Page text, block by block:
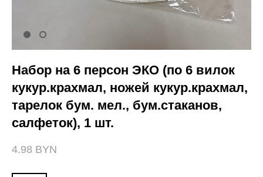
Набор на 6 персон ЭКО (по 6 вилок
кукур.крахмал, ножей кукур.крахмал,
тарелок бум. мел., бум.стаканов,
салфеток), 1 шт.
4.98 BYN